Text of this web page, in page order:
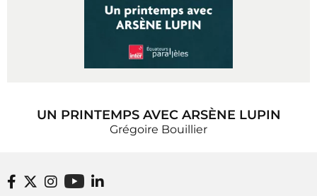
UN PRINTEMPS AVEC ARSÈNE LUPIN
Grégoire Bouillier